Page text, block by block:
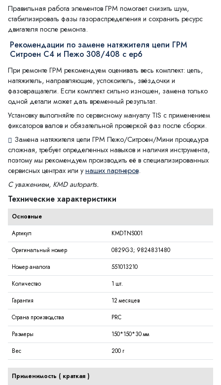
Правильная работа элементов ГРМ помогает снизить шум,
стабилизировать фазы газораспределения и сохранить ресурс
двигателя после ремонта.
Рекомендации по замене натяжителя цепи ГРМ
Ситроен С4 и Пежо 308/408 с ep6
При ремонте ГРМ рекомендуем оценивать весь комплект: цепь,
натяжитель, направляющие, успокоитель, звёздочки и
фазовращатели. Если комплект сильно изношен, замена только
одной детали может дать временный результат.
Установку выполняйте по сервисному мануалу TIS с применением
фиксаторов валов и обязательной проверкой фаз после сборки.
Замена натяжителя цепи ГРМ Пежо/Ситроен/Мини процедура
сложная, требует определенных навыков и наличия инструмента,
поэтому мы рекомендуем производить её в специализированных
сервисных центрах или унаших партнеров.
С уважением, KMD autoparts.
Технические характеристики
Основные
Артикул KMDTNS001
Оригинальный номер 0829G3; 9824831480
Номер аналога 551013210
Количество 1 шт.
Гарантия 12 месяцев
Страна производства PRC
Размеры 150*150*30 мм
Вес 200 г
Применимость ( краткая)